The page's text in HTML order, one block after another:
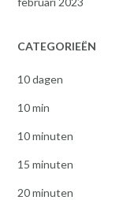
CATEGORIEËN
10 dagen
10 min
10 minuten
15 minuten
20 minuten